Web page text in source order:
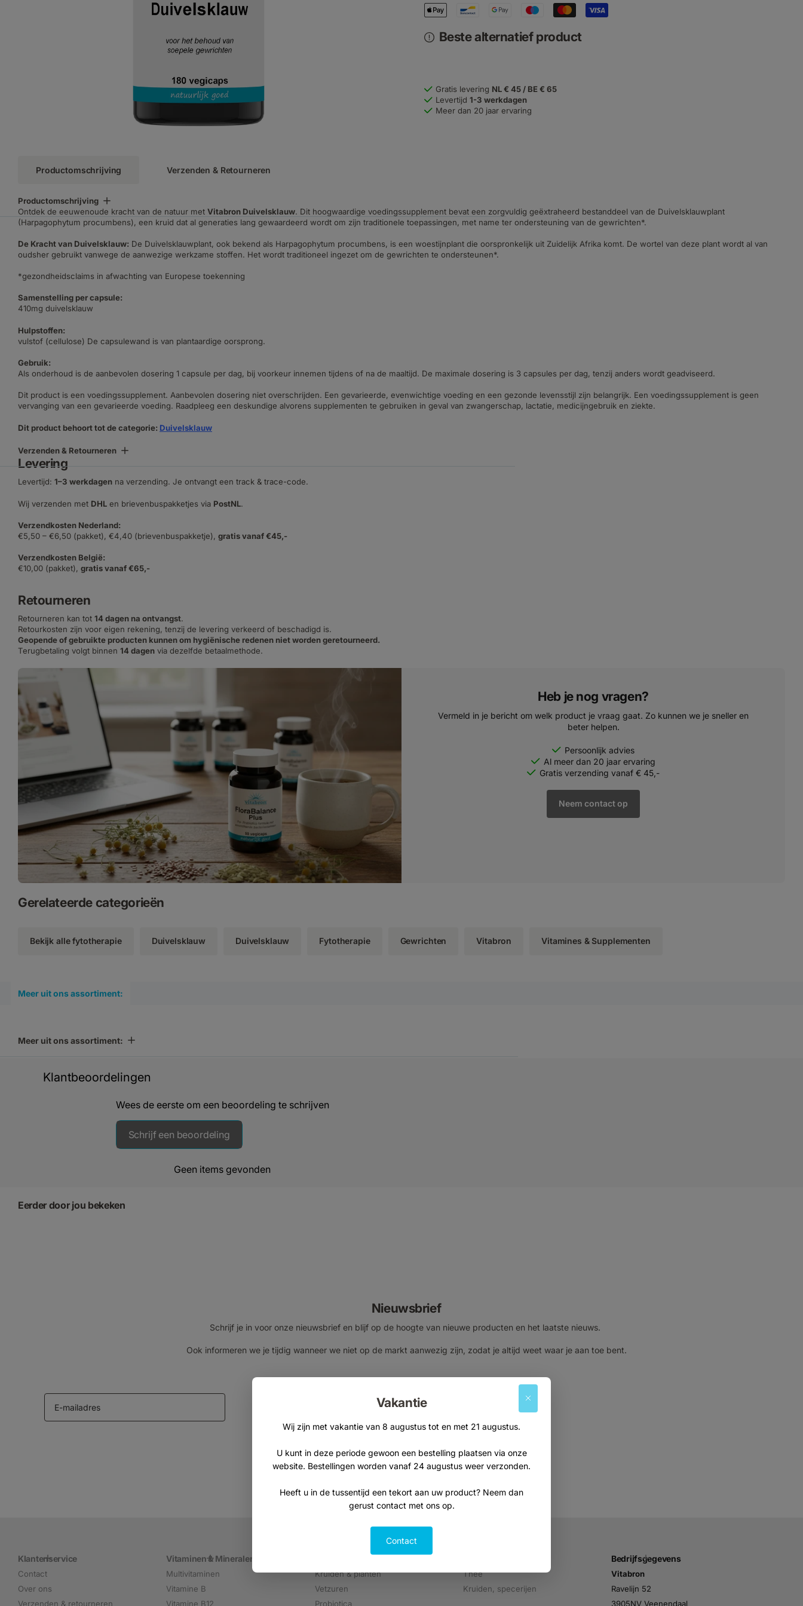
Vakantie
Wij zijn met vakantie van 8 augustus tot en met 21 augustus.
U kunt in deze periode gewoon een bestelling plaatsen via onze
website. Bestellingen worden vanaf 24 augustus weer verzonden.
Heeft u in de tussentijd een tekort aan uw product? Neem dan
gerust contact met ons op.
Contact
Beste alternatief product
Gratis levering NL € 45 / BE € 65
Levertijd1-3 werkdagen
Meer dan 20 jaar ervaring
Productomschrijving Verzenden & Retourneren
Productomschrijving
Ontdek de eeuwenoude kracht van de natuur met Vitabron Duivelsklauw. Dit hoogwaardige voedingssupplement bevat een zorgvuldig geëxtraheerd bestanddeel van de Duivelsklauwplant
(Harpagophytum procumbens), een kruid dat al generaties lang gewaardeerd wordt om zijn traditionele toepassingen, met name ter ondersteuning van de gewrichten*.
De Kracht van Duivelsklauw: De Duivelsklauwplant, ook bekend als Harpagophytum procumbens, is een woestijnplant die oorspronkelijk uit Zuidelijk Afrika komt. De wortel van deze plant wordt al van
oudsher gebruikt vanwege de aanwezige werkzame stoffen. Het wordt traditioneel ingezet om de gewrichten te ondersteunen*.
*gezondheidsclaims in afwachting van Europese toekenning
Samenstelling per capsule:
410mg duivelsklauw
Hulpstoffen:
vulstof (cellulose) De capsulewand is van plantaardige oorsprong.
Gebruik:
Als onderhoud is de aanbevolen dosering 1 capsule per dag, bij voorkeur innemen tijdens of na de maaltijd. De maximale dosering is 3 capsules per dag, tenzij anders wordt geadviseerd.
Dit product is een voedingssupplement. Aanbevolen dosering niet overschrijden. Een gevarieerde, evenwichtige voeding en een gezonde levensstijl zijn belangrijk. Een voedingssupplement is geen
vervanging van een gevarieerde voeding. Raadpleeg een deskundige alvorens supplementen te gebruiken in geval van zwangerschap, lactatie, medicijngebruik en ziekte.
Dit product behoort tot de categorie: Duivelsklauw
Verzenden & Retourneren
Levering
Levertijd: 1–3 werkdagen na verzending. Je ontvangt een track & trace-code.
Wij verzenden met DHL en brievenbuspakketjes via PostNL.
Verzendkosten Nederland:
€5,50 – €6,50 (pakket), €4,40 (brievenbuspakketje), gratis vanaf €45,-
Verzendkosten België:
€10,00 (pakket), gratis vanaf €65,-
Retourneren
Retourneren kan tot 14 dagen na ontvangst.
Retourkosten zijn voor eigen rekening, tenzij de levering verkeerd of beschadigd is.
Geopende of gebruikte producten kunnen om hygiënische redenen niet worden geretourneerd.
Terugbetaling volgt binnen 14 dagen via dezelfde betaalmethode.
Heb je nog vragen?
Vermeld in je bericht om welk product je vraag gaat. Zo kunnen we je sneller en
beter helpen.
Persoonlijk advies
Al meer dan 20 jaar ervaring
Gratis verzending vanaf € 45,-
Neem contact op
Gerelateerde categorieën
Bekijk alle fytotherapie Duivelsklauw Duivelsklauw Fytotherapie Gewrichten Vitabron Vitamines & Supplementen
Meer uit ons assortiment:
Meer uit ons assortiment:
Klantbeoordelingen
Wees de eerste om een beoordeling te schrijven
Schrijf een beoordeling
Geen items gevonden
Eerder door jou bekeken
Nieuwsbrief
Schrijf je in voor onze nieuwsbrief en blijf op de hoogte van nieuwe producten en het laatste nieuws.
Ook informeren we je tijdig wanneer we niet op de markt aanwezig zijn, zodat je altijd weet waar je aan toe bent.
Klantenservice
Contact
Over ons
Verzenden & retourneren
Vitaminen & Mineralen
Multivitaminen
Vitamine B
Vitamine B12
Kruiden & planten
Vetzuren
Probiotica
Thee
Kruiden, specerijen
Bedrijfsgegevens
Vitabron
Ravelijn 52
3905NV Veenendaal